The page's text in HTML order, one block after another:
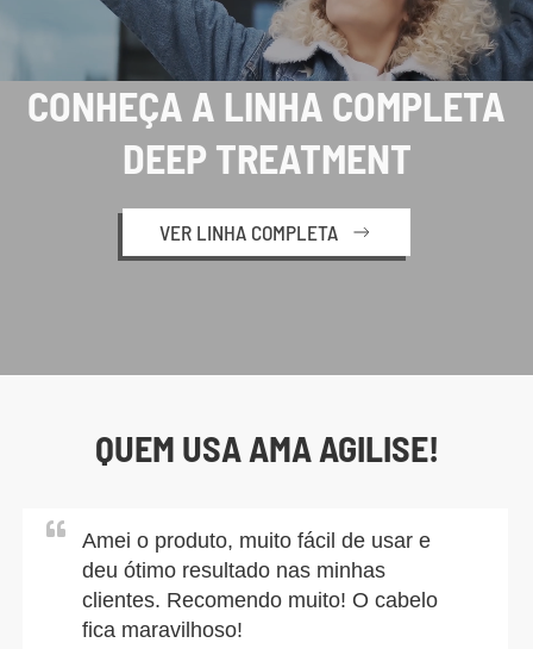
CONHEÇA A LINHA COMPLETA
DEEP TREATMENT
VER LINHA COMPLETA
QUEM USA AMA AGILISE!
Amei o produto, muito fácil de usar e
deu ótimo resultado nas minhas
clientes. Recomendo muito! O cabelo
fica maravilhoso!